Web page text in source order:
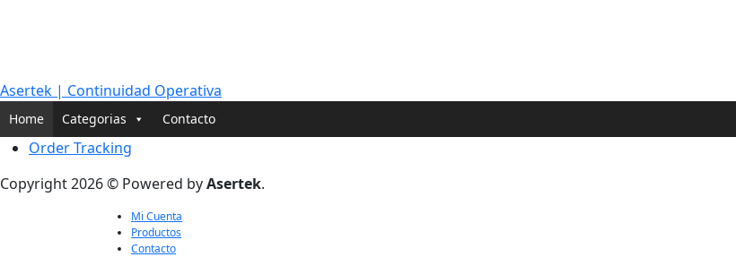
Asertek | Continuidad Operativa
Home Categorias Contacto
Order Tracking
Copyright 2026 © Powered byAsertek.
Mi Cuenta
Productos
Contacto